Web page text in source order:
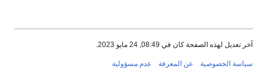
آخر تعديل لهذه الصفحة كان في 08:49, 24 مايو 2023.
سياسة الخصوصية عن المعرفة عدم مسؤولية